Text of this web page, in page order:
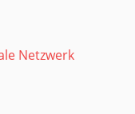
Netzwerk